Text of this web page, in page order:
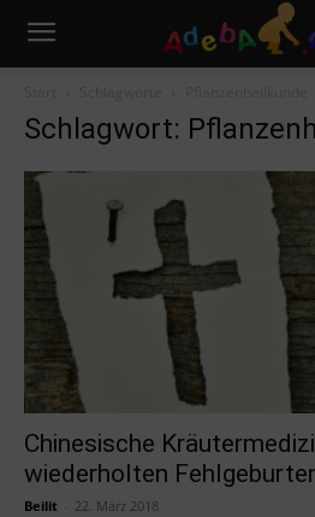
Schlagwort:
Chinesische
wiederholten
Beilit 22. März 2018